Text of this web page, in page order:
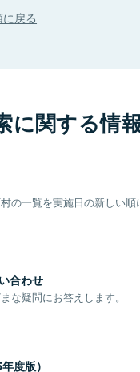
戻る
に関する情
の一覧を実施日の新しい順
合わせ
な疑問にお答えします。
度版）